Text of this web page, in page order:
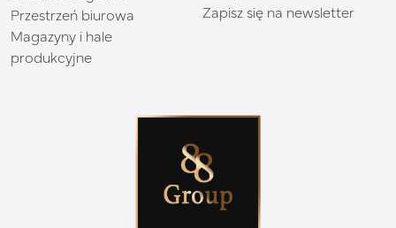
Przestrzeń biurowa
Magazyny i hale
produkcyjne
Zapisz się na newsletter